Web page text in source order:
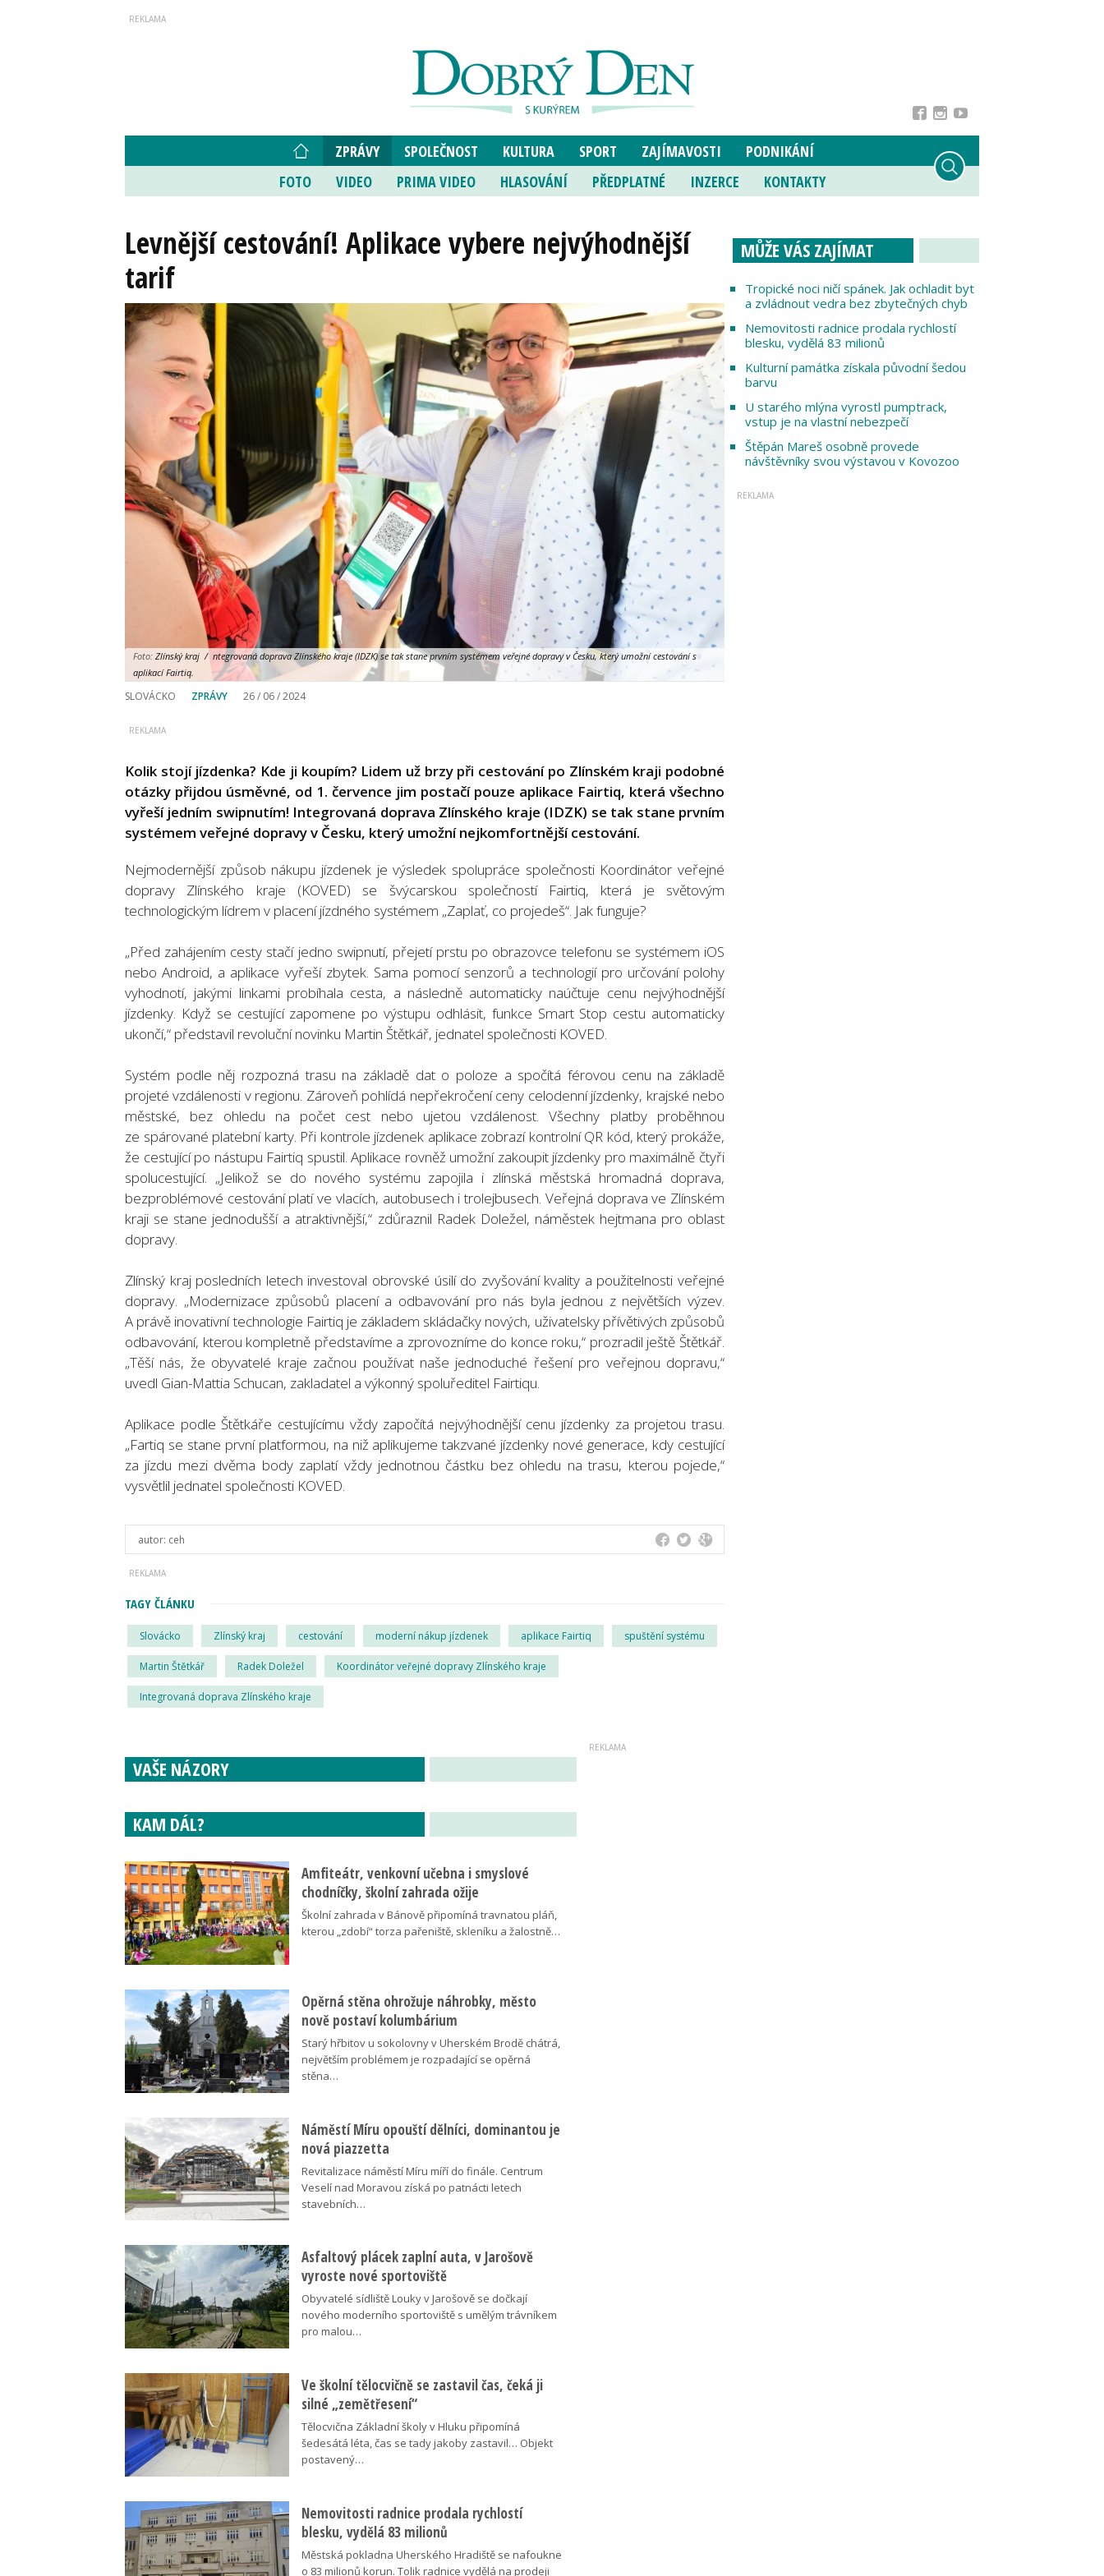
ZPRÁVY SPOLEČNOST KULTURA SPORT ZAJÍMAVOSTI
PODNIKÁNÍ
FOTO
VIDEO PRIMA VIDEO HLASOVÁNÍ PŘEDPLATNÉ INZERCE KONTAKTY
Levnější cestování! Aplikace vybere nejvýhodnější
tarif
Foto: Zlínský kraj / ntegrovaná doprava Zlínského kraje (IDZK) se tak stane prvním systémem veřejné dopravy v Česku, který umožní cestování s
aplikací Fairtiq.
SLOVÁCKO ZPRÁVY 26 / 06 / 2024
Kolik stojí jízdenka? Kde ji koupím? Lidem už brzy při cestování po Zlínském kraji podobné
otázky přijdou úsměvné, od 1. července jim postačí pouze aplikace Fairtiq, která všechno
vyřeší jedním swipnutím! Integrovaná doprava Zlínského kraje (IDZK) se tak stane prvním
systémem veřejné dopravy v Česku, který umožní nejkomfortnější cestování.
Nejmodernější způsob nákupu jízdenek je výsledek spolupráce společnosti Koordinátor veřejné
dopravy Zlínského kraje (KOVED) se švýcarskou společností Fairtiq, která je světovým
technologickým lídrem v placení jízdného systémem „Zaplať, co projedeš“. Jak funguje?
„Před zahájením cesty stačí jedno swipnutí, přejetí prstu po obrazovce telefonu se systémem iOS
nebo Android, a aplikace vyřeší zbytek. Sama pomocí senzorů a technologií pro určování polohy
vyhodnotí, jakými linkami probíhala cesta, a následně automaticky naúčtuje cenu nejvýhodnější
jízdenky. Když se cestující zapomene po výstupu odhlásit, funkce Smart Stop cestu automaticky
ukončí,“ představil revoluční novinku Martin Štětkář, jednatel společnosti KOVED.
Systém podle něj rozpozná trasu na základě dat o poloze a spočítá férovou cenu na základě
projeté vzdálenosti v regionu. Zároveň pohlídá nepřekročení ceny celodenní jízdenky, krajské nebo
městské, bez ohledu na počet cest nebo ujetou vzdálenost. Všechny platby proběhnou
ze spárované platební karty. Při kontrole jízdenek aplikace zobrazí kontrolní QR kód, který prokáže,
že cestující po nástupu Fairtiq spustil. Aplikace rovněž umožní zakoupit jízdenky pro maximálně čtyři
spolucestující. „Jelikož se do nového systému zapojila i zlínská městská hromadná doprava,
bezproblémové cestování platí ve vlacích, autobusech i trolejbusech. Veřejná doprava ve Zlínském
kraji se stane jednodušší a atraktivnější,“ zdůraznil Radek Doležel, náměstek hejtmana pro oblast
dopravy.
Zlínský kraj posledních letech investoval obrovské úsilí do zvyšování kvality a použitelnosti veřejné
dopravy. „Modernizace způsobů placení a odbavování pro nás byla jednou z největších výzev.
A právě inovativní technologie Fairtiq je základem skládačky nových, uživatelsky přívětivých způsobů
odbavování, kterou kompletně představíme a zprovozníme do konce roku,“ prozradil ještě Štětkář.
„Těší nás, že obyvatelé kraje začnou používat naše jednoduché řešení pro veřejnou dopravu,“
uvedl Gian-Mattia Schucan, zakladatel a výkonný spoluředitel Fairtiqu.
Aplikace podle Štětkáře cestujícímu vždy započítá nejvýhodnější cenu jízdenky za projetou trasu.
„Fartiq se stane první platformou, na niž aplikujeme takzvané jízdenky nové generace, kdy cestující
za jízdu mezi dvěma body zaplatí vždy jednotnou částku bez ohledu na trasu, kterou pojede,“
vysvětlil jednatel společnosti KOVED.
autor: ceh
TAGY ČLÁNKU
Slovácko Zlínský kraj cestování moderní nákup jízdenek aplikace Fairtiq spuštění systému
Martin Štětkář Radek Doležel Koordinátor veřejné dopravy Zlínského kraje
Integrovaná doprava Zlínského kraje
MŮŽE VÁS ZAJÍMAT
Tropické noci ničí spánek. Jak ochladit byt
a zvládnout vedra bez zbytečných chyb
Nemovitosti radnice prodala rychlostí
blesku, vydělá 83 milionů
Kulturní památka získala původní šedou
barvu
U starého mlýna vyrostl pumptrack,
vstup je na vlastní nebezpečí
Štěpán Mareš osobně provede
návštěvníky svou výstavou v Kovozoo
VAŠE NÁZORY
KAM DÁL?
Amfiteátr, venkovní učebna i smyslové
chodníčky, školní zahrada ožije
Školní zahrada v Bánově připomíná travnatou pláň,
kterou „zdobí“ torza pařeniště, skleníku a žalostně…
Opěrná stěna ohrožuje náhrobky, město
nově postaví kolumbárium
Starý hřbitov u sokolovny v Uherském Brodě chátrá,
největším problémem je rozpadající se opěrná
stěna…
Náměstí Míru opouští dělníci, dominantou je
nová piazzetta
Revitalizace náměstí Míru míří do finále. Centrum
Veselí nad Moravou získá po patnácti letech
stavebních…
Asfaltový plácek zaplní auta, v Jarošově
vyroste nové sportoviště
Obyvatelé sídliště Louky v Jarošově se dočkají
nového moderního sportoviště s umělým trávníkem
pro malou…
Ve školní tělocvičně se zastavil čas, čeká ji
silné „zemětřesení“
Tělocvična Základní školy v Hluku připomíná
šedesátá léta, čas se tady jakoby zastavil… Objekt
postavený…
Nemovitosti radnice prodala rychlostí
blesku, vydělá 83 milionů
Městská pokladna Uherského Hradiště se nafoukne
o 83 milionů korun. Tolik radnice vydělá na prodeji